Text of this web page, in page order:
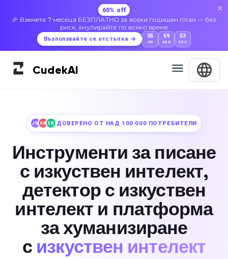
60% off
🎉 Вземете 7 месеца БЕЗПЛАТНО за всеки годишен план — без
риск, анулирайте по всяко време
Възползвайте се отстъпка 05
HR
59
MIN
51
SEC
CudekAI
JMAKSR ДОВЕРЕНО ОТ НАД 100 000 ПОТРЕБИТЕЛИ
Инструменти за писане
с изкуствен интелект,
детектор с изкуствен
интелект и платформа
за хуманизиране
с изкуствен интелект